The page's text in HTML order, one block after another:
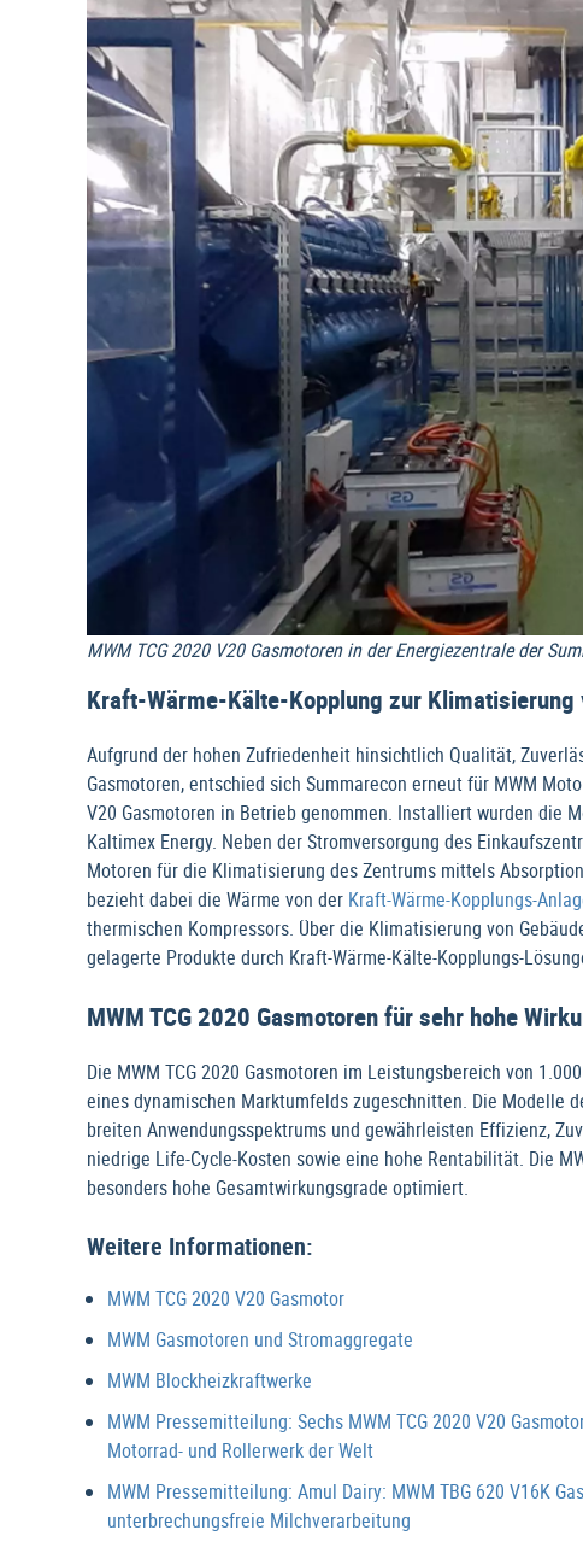
MWM TCG 2020 V20 Gasmotoren in der Energiezentrale der
Kraft-Wärme-Kälte-Kopplung zur Klimatisierung
Aufgrund der hohen Zufriedenheit hinsichtlich Qualität,
Gasmotoren, entschied sich Summarecon erneut für MWM
V20 Gasmotoren in Betrieb genommen. Installiert wurden die
Kaltimex Energy. Neben der Stromversorgung des
Motoren für die Klimatisierung des Zentrums mittels
bezieht dabei die Wärme von der Kraft-Wärme-Kopplungs-
thermischen Kompressors. Über die Klimatisierung von
gelagerte Produkte durch Kraft-Wärme-Kälte-Kopplungs-
MWM TCG 2020 Gasmotoren für sehr hohe
Die MWM TCG 2020 Gasmotoren im Leistungsbereich von
eines dynamischen Marktumfelds zugeschnitten. Die Modelle
breiten Anwendungsspektrums und gewährleisten Effizienz,
niedrige Life-Cycle-Kosten sowie eine hohe Rentabilität. Die
besonders hohe Gesamtwirkungsgrade optimiert.
Weitere Informationen:
MWM TCG 2020 V20 Gasmotor
MWM Gasmotoren und Stromaggregate
MWM Blockheizkraftwerke
MWM Pressemitteilung: Sechs MWM TCG 2020 V20
Motorrad- und Rollerwerk der Welt
MWM Pressemitteilung: Amul Dairy: MWM TBG 620 V16K
unterbrechungsfreie Milchverarbeitung